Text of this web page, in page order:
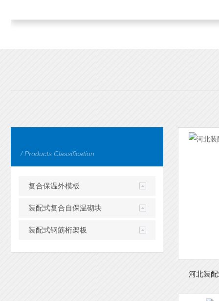
/ Products Classification
复合保温外模板
装配式复合自保温砌块
装配式钢筋桁架板
河北装